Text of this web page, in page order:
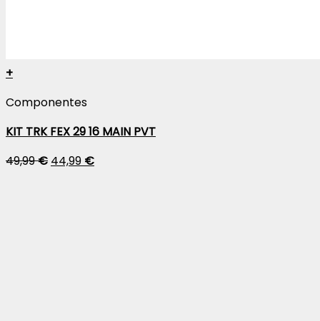
+
Componentes
KIT TRK FEX 29 16 MAIN PVT
49,99€ 44,99 €